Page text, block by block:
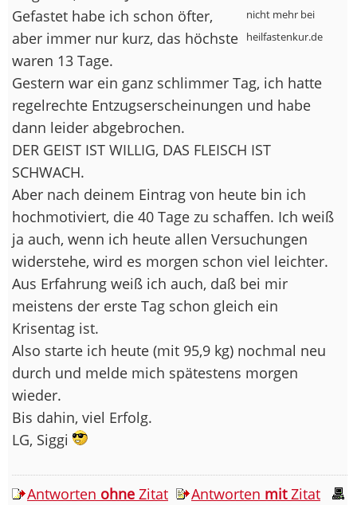
nicht mehr bei
heilfastenkur.de
Gefastet habe ich schon öfter,
aber immer nur kurz, das höchste
waren 13 Tage.
Gestern war ein ganz schlimmer Tag, ich hatte
regelrechte Entzugserscheinungen und habe
dann leider abgebrochen.
DER GEIST IST WILLIG, DAS FLEISCH IST
SCHWACH.
Aber nach deinem Eintrag von heute bin ich
hochmotiviert, die 40 Tage zu schaffen. Ich weiß
ja auch, wenn ich heute allen Versuchungen
widerstehe, wird es morgen schon viel leichter.
Aus Erfahrung weiß ich auch, daß bei mir
meistens der erste Tag schon gleich ein
Krisentag ist.
Also starte ich heute (mit 95,9 kg) nochmal neu
durch und melde mich spätestens morgen
wieder.
Bis dahin, viel Erfolg.
LG, Siggi
Antworten ohne Zitat Antworten mitZitat